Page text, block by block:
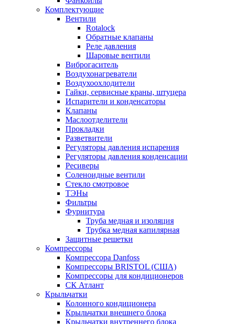
Комплектующие
Вентили
Rotalock
Обратные клапаны
Реле давления
Шаровые вентили
Виброгаситель
Воздухонагреватели
Воздухоохлодители
Гайки, сервисные краны, штуцера
Испарители и конденсаторы
Клапаны
Маслоотделители
Прокладки
Разветвители
Регуляторы давления испарения
Регуляторы давления конденсации
Ресиверы
Соленоидные вентили
Стекло смотровое
ТЭНы
Фильтры
Фурнитура
Труба медная и изоляция
Трубка медная капилярная
Защитные решетки
Компрессоры
Компрессора Danfoss
Компрессоры BRISTOL (США)
Компрессоры для кондиционеров
СК Атлант
Крыльчатки
Колонного кондиционера
Крыльчатки внешнего блока
Крыльчатки внутреннего блока